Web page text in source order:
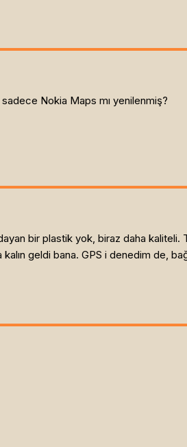
sadece Nokia Maps mı yenilenmiş?
bir plastik yok, biraz daha
geldi bana. GPS i denedim de,